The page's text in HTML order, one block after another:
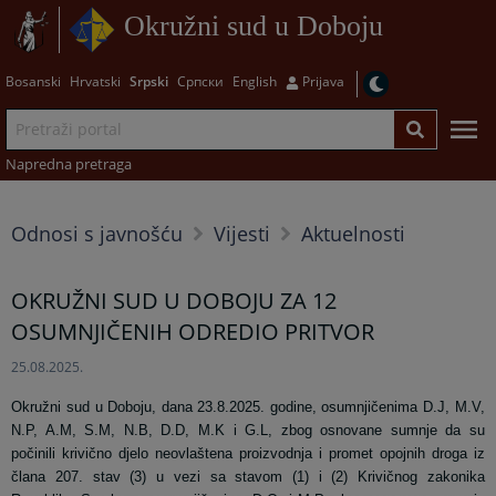
Okružni sud u Doboju
Bosanski Hrvatski Srpski Српски English Prijava
Napredna pretraga
Odnosi s javnošću Vijesti Aktuelnosti
OKRUŽNI SUD U DOBOJU ZA 12
OSUMNJIČENIH ODREDIO PRITVOR
25.08.2025.
Okružni sud u Doboju, dana 23.8.2025. godine, osumnjičenima D.J, M.V,
N.P, A.M, S.M, N.B, D.D, M.K i G.L, zbog osnovane sumnje da su
počinili krivično djelo neovlaštena proizvodnja i promet opojnih droga iz
člana 207. stav (3) u vezi sa stavom (1) i (2) Krivičnog zakonika